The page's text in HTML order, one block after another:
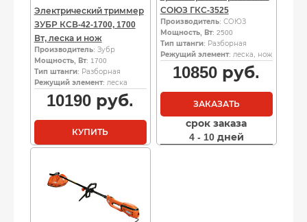
Электрический триммер
ЗУБР КСВ-42-1700, 1700
Вт, леска и нож
Производитель: Зубр
Мощность, Вт: 1700
Тип штанги: Разборная
Режущий элемент: леска
10190 руб.
КУПИТЬ
СОЮЗ ГКС-3525
Производитель: СОЮЗ
Мощность, Вт: 2500
Тип штанги: Разборная
Режущий элемент: леска, нож
10850 руб.
ЗАКАЗАТЬ
срок заказа
4 - 10 дней